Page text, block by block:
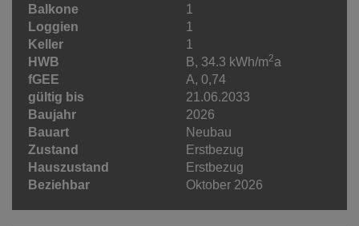
Balkone
1
Loggien
1
Keller
1
HWB
B, 34.3 kWh/m2a
fGEE
A, 0,74
gültig bis
21.06.2033
Baujahr
2026
Bauart
Neubau
Zustand
Erstbezug
Hauszustand
Erstbezug
Beziehbar
Oktober 2026